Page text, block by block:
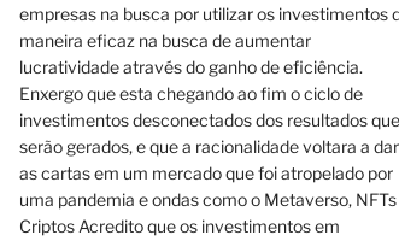
empresas na busca por utilizar os investimentos
maneira eficaz na busca de aumentar
lucratividade através do ganho de eficiência.
Enxergo que esta chegando ao fim o ciclo de
investimentos desconectados dos resultados que
serão gerados, e que a racionalidade voltara a dar
as cartas em um mercado que foi atropelado por
uma pandemia e ondas como o Metaverso, NFTs
Criptos Acredito que os investimentos em